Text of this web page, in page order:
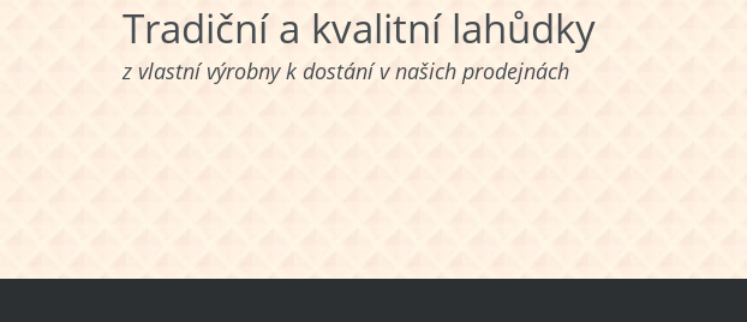
Tradiční a kvalitní lahůdky
z vlastní výrobny k dostání v našich prodejnách